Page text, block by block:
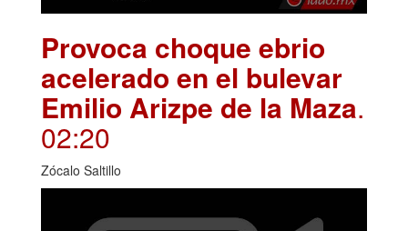
Provoca choque ebrio
acelerado en el bulevar
Emilio Arizpe de la Maza.
02:20
Zócalo Saltillo